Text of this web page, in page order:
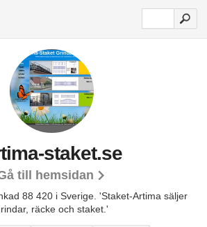
staket.se
till hemsidan
88 420 i Sverige. 'Staket-Artima säljer
räcke och staket.'